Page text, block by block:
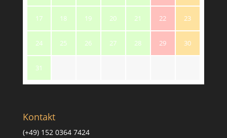
17 18 19 20 21 22 23
24 25 26 27 28 29 30
31
Kontakt
(+49) 152 0364 7424